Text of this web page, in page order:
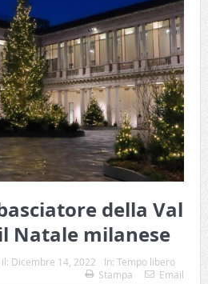
della Val
Natale milanese
il: Dicembre 14, 2022 In: Tempo libero
Stampa Email